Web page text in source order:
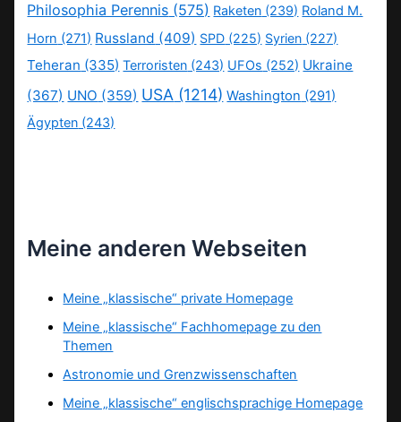
Philosophia Perennis (575) Raketen (239) Roland M.
Horn (271) Russland (409) SPD (225) Syrien (227)
Teheran (335) Terroristen (243) UFOs (252) Ukraine
(367) UNO (359) USA (1214) Washington (291)
Ägypten (243)
Meine anderen Webseiten
Meine „klassische“ private Homepage
Meine „klassische“ Fachhomepage zu den
Themen
Astronomie und Grenzwissenschaften
Meine „klassische“ englischsprachige Homepage